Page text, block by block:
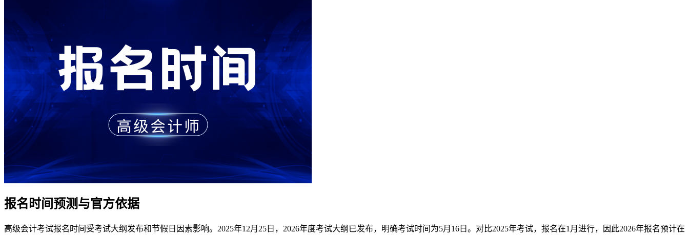
报名时间预测与官方依据
高级会计考试报名时间受考试大纲发布和节假日因素影响。2025年12月25日，2026年度考试大纲已发布，明确考试时间为5月16日。对比2025年考试，报名在1月进行，因此2026年报名预计在